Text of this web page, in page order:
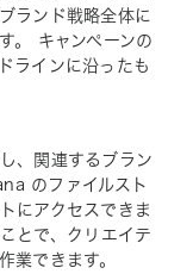
ランド戦略全体に
。 キャンペーンの
ラインに沿ったも
、関連するブラン
のファイルスト
にアクセスできま
とで、クリエイテ
業できます。